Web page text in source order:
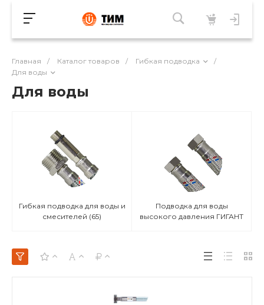
Главная / Каталог товаров / Гибкая подводка
/
Для воды
Для воды
Гибкая подводка для воды и
смесителей (65)
Подводка для воды
высокого давления ГИГАНТ